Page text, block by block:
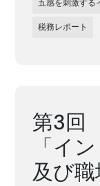
五感を刺激する
税務レポート
第3回
「イ
及び職